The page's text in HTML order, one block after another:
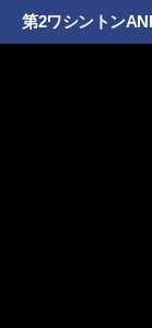
第2ワシントン